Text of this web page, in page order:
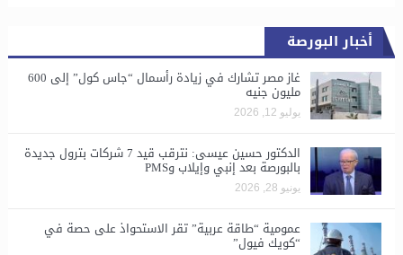
أخبار البورصة
غاز مصر تشارك في زيادة رأسمال “جاس كول” إلى 600
مليون جنيه
يوليو 12, 2026
الدكتور حسين عيسى: نترقب قيد 7 شركات بترول جديدة
بالبورصة بعد إنبي وإيلاب وPMS
يونيو 28, 2026
​عمومية “طاقة عربية” تقر الاستحواذ على حصة في
“كويك فيول”